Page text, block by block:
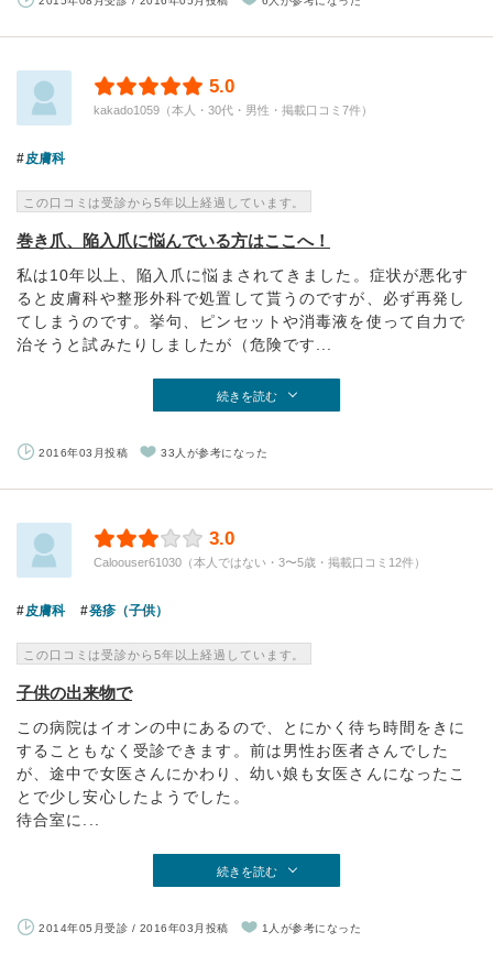
5.0
kakado1059（本人・30代・男性・掲載口コミ7件）
皮膚科
この口コミは受診から5年以上経過しています。
巻き爪、陥入爪に悩んでいる方はここへ！
私は10年以上、陥入爪に悩まされてきました。症状が悪化す
ると皮膚科や整形外科で処置して貰うのですが、必ず再発し
てしまうのです。挙句、ピンセットや消毒液を使って自力で
治そうと試みたりしましたが（危険です...
続きを読む
2016年03月投稿 33人が参考になった
3.0
Caloouser61030（本人ではない・3〜5歳・掲載口コミ12件）
皮膚科 発疹（子供）
この口コミは受診から5年以上経過しています。
子供の出来物で
この病院はイオンの中にあるので、とにかく待ち時間をきに
することもなく受診できます。前は男性お医者さんでした
が、途中で女医さんにかわり、幼い娘も女医さんになったこ
とで少し安心したようでした。
待合室に...
続きを読む
2014年05月受診 / 2016年03月投稿 1人が参考になった